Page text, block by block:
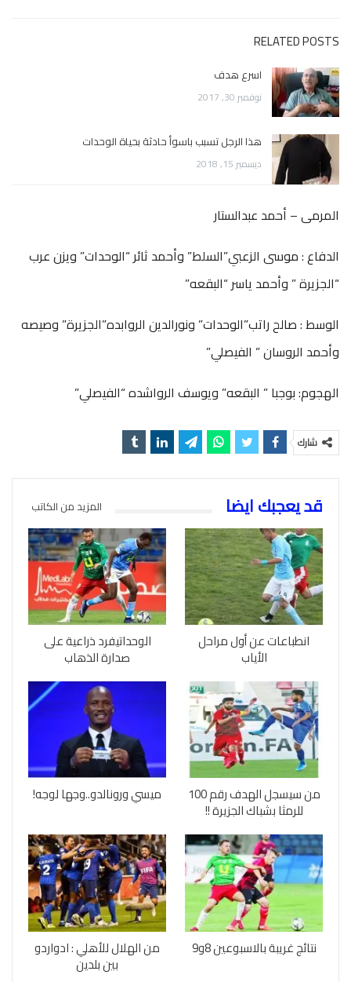
RELATED POSTS
اسرع هدف
نوفمبر 30, 2017
هذا الرجل تسبب باسوأ حادثة بحياة الوحدات
ديسمبر 15, 2018
المرمى – أحمد عبدالستار
الدفاع : موسى الزعبي”السلط” وأحمد ثائر “الوحدات” ويزن عرب
“الجزيرة ” وأحمد ياسر “البقعه”
الوسط : صالح راتب”الوحدات” ونورالدين الروابده”الجزيرة” وصيصه
وأحمد الروسان ” الفيصلي”
الهجوم: بوجبا ” البقعه” ويوسف الرواشده “الفيصلي”
شارك
قد يعجبك ايضا المزيد من الكاتب
انطباعات عن أول مراحل
الأياب
الوحداتيفرد ذراعية على
صدارة الذهاب
من سيسجل الهدف رقم 100
للرمثا بشباك الجزيرة !!
ميسي ورونالدو..وجها لوجه!
نتائج غريبة بالاسبوعين 8و9 من الهلال للأهلي : ادواردو
بين بلدين